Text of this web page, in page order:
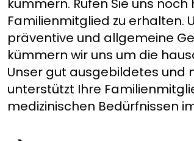
kümmern. Rufen Sie uns
Familienmitglied zu erhalten.
präventive und allgemeine
kümmern wir uns um die
Unser gut ausgebildetes und
unterstützt Ihre
medizinischen Bedürfnissen